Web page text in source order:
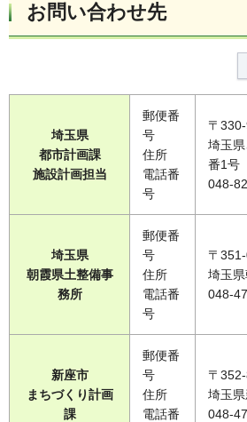
お問い合わせ先
埼玉県
都市計画課
施設計画担当
郵便番
号
住所
電話番
号
〒
埼玉
番1号
048-
埼玉県
朝霞県土整備事
務所
郵便番
号
住所
電話番
号
〒
埼玉
048-
新座市
まちづくり計画
課
郵便番
号
住所
電話番
〒
埼玉県
048-